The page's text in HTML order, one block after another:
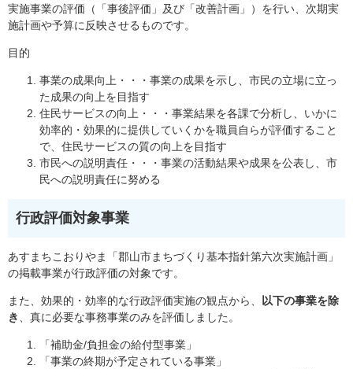
実施事業の評価（「事後評価」及び「改善計画」）を行い、次期実
施計画や予算に反映させるものです。
目的
事業の成果向上・・・事業の成果を示し、市民の立場に立っ
た成果の向上を目指す
住民サービスの向上・・・事業結果を各課で分析し、いかに
効率的・効果的に提供していくかを職員自らが評価すること
で、住民サービスの質の向上を目指す
市民への説明責任・・・事業の活動結果や成果を公表し、市
民への説明責任に努める
行政評価対象事業
あすまちこおりやま「郡山市まちづくり基本指針第六次実施計画」
の掲載事業が行政評価の対象です。
また、効果的・効率的な行政評価実施の観点から、 以下の事業を除
き、真に必要な事務事業のみを評価しました。
「補助金/負担金の給付型事業」
「事業の終期が予定されている事業」